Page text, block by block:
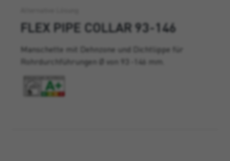
FLEX PIPE COLLAR 93-146
Manschette mit Dehnzone und Dichtlippe für
Rohrdurchführungen Ø von 93 -146 mm.